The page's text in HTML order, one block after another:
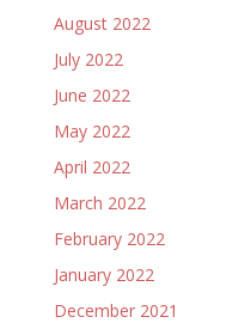
August 2022
July 2022
June 2022
May 2022
April 2022
March 2022
February 2022
January 2022
December 2021